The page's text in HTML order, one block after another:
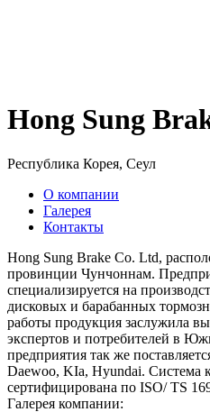
Hong Sung
Республика Корея, Сеул
О компании
Галерея
Контакты
Hong Sung Brake Co. Ltd,
провинции Чунчоннам.
специализируется на
дисковых и барабанных
работы продукция заслужила
экспертов и потребителей в
предприятия так же
Daewoo, KIa, Hyundai. Система
сертифицирована по ISO/ TS
Галерея компании: